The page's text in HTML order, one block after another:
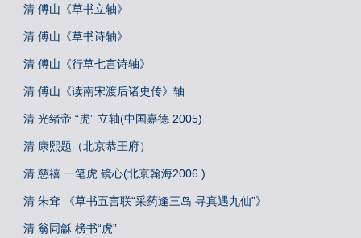
清 傅山《草书立轴》
清 傅山《草书诗轴》
清 傅山《行草七言诗轴》
清 傅山《读南宋渡后诸史传》轴
清 光绪帝 “虎” 立轴(中国嘉德 2005)
清 康熙题（北京恭王府）
清 慈禧 一笔虎 镜心(北京翰海2006 )
清 朱耷 《草书五言联“采药逢三岛 寻真遇九仙”》
清 翁同龢 榜书“虎”